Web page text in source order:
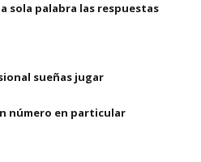
sola palabra las respuestas
sueñas jugar
número en particular